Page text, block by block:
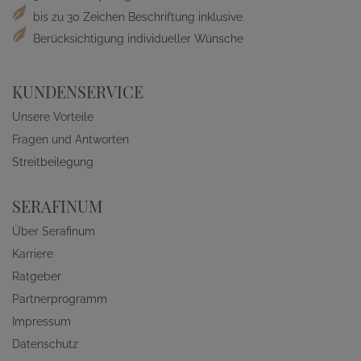
bis zu 30 Zeichen Beschriftung inklusive
Berücksichtigung individueller Wünsche
KUNDENSERVICE
Unsere Vorteile
Fragen und Antworten
Streitbeilegung
SERAFINUM
Über Serafinum
Karriere
Ratgeber
Partnerprogramm
Impressum
Datenschutz